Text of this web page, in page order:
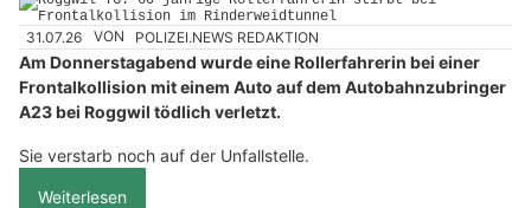
31.07.26 VON POLIZEI.NEWS REDAKTION
Am Donnerstagabend wurde eine Rollerfahrerin bei einer
Frontalkollision mit einem Auto auf dem Autobahnzubringer
A23 bei Roggwil tödlich verletzt.
Sie verstarb noch auf der Unfallstelle.
Weiterlesen